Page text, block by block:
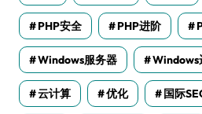
PHP安全 PHP进阶
Windows服务器 Windows
云计算 优化 国际